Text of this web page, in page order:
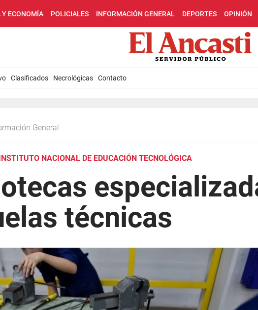
ECONOMÍA POLICIALES INFORMACIÓN GENERAL DEPORTES OPINIÓN
Clasificados Necrológicas Contacto
General
NACIONAL DE EDUCACIÓN TECNOLÓGICA
técnicas